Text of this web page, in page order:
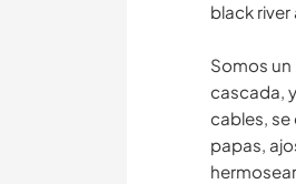
black
Somos
cascada,
cables, se
papas,